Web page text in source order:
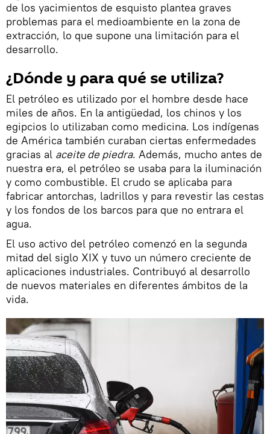
de los yacimientos de esquisto plantea graves
problemas para el medioambiente en la zona de
extracción, lo que supone una limitación para el
desarrollo.
¿Dónde y para qué se utiliza?
El petróleo es utilizado por el hombre desde hace
miles de años. En la antigüedad, los chinos y los
egipcios lo utilizaban como medicina. Los indígenas
de América también curaban ciertas enfermedades
gracias al aceite de piedra. Además, mucho antes de
nuestra era, el petróleo se usaba para la iluminación
y como combustible. El crudo se aplicaba para
fabricar antorchas, ladrillos y para revestir las cestas
y los fondos de los barcos para que no entrara el
agua.
El uso activo del petróleo comenzó en la segunda
mitad del siglo XIX y tuvo un número creciente de
aplicaciones industriales. Contribuyó al desarrollo
de nuevos materiales en diferentes ámbitos de la
vida.